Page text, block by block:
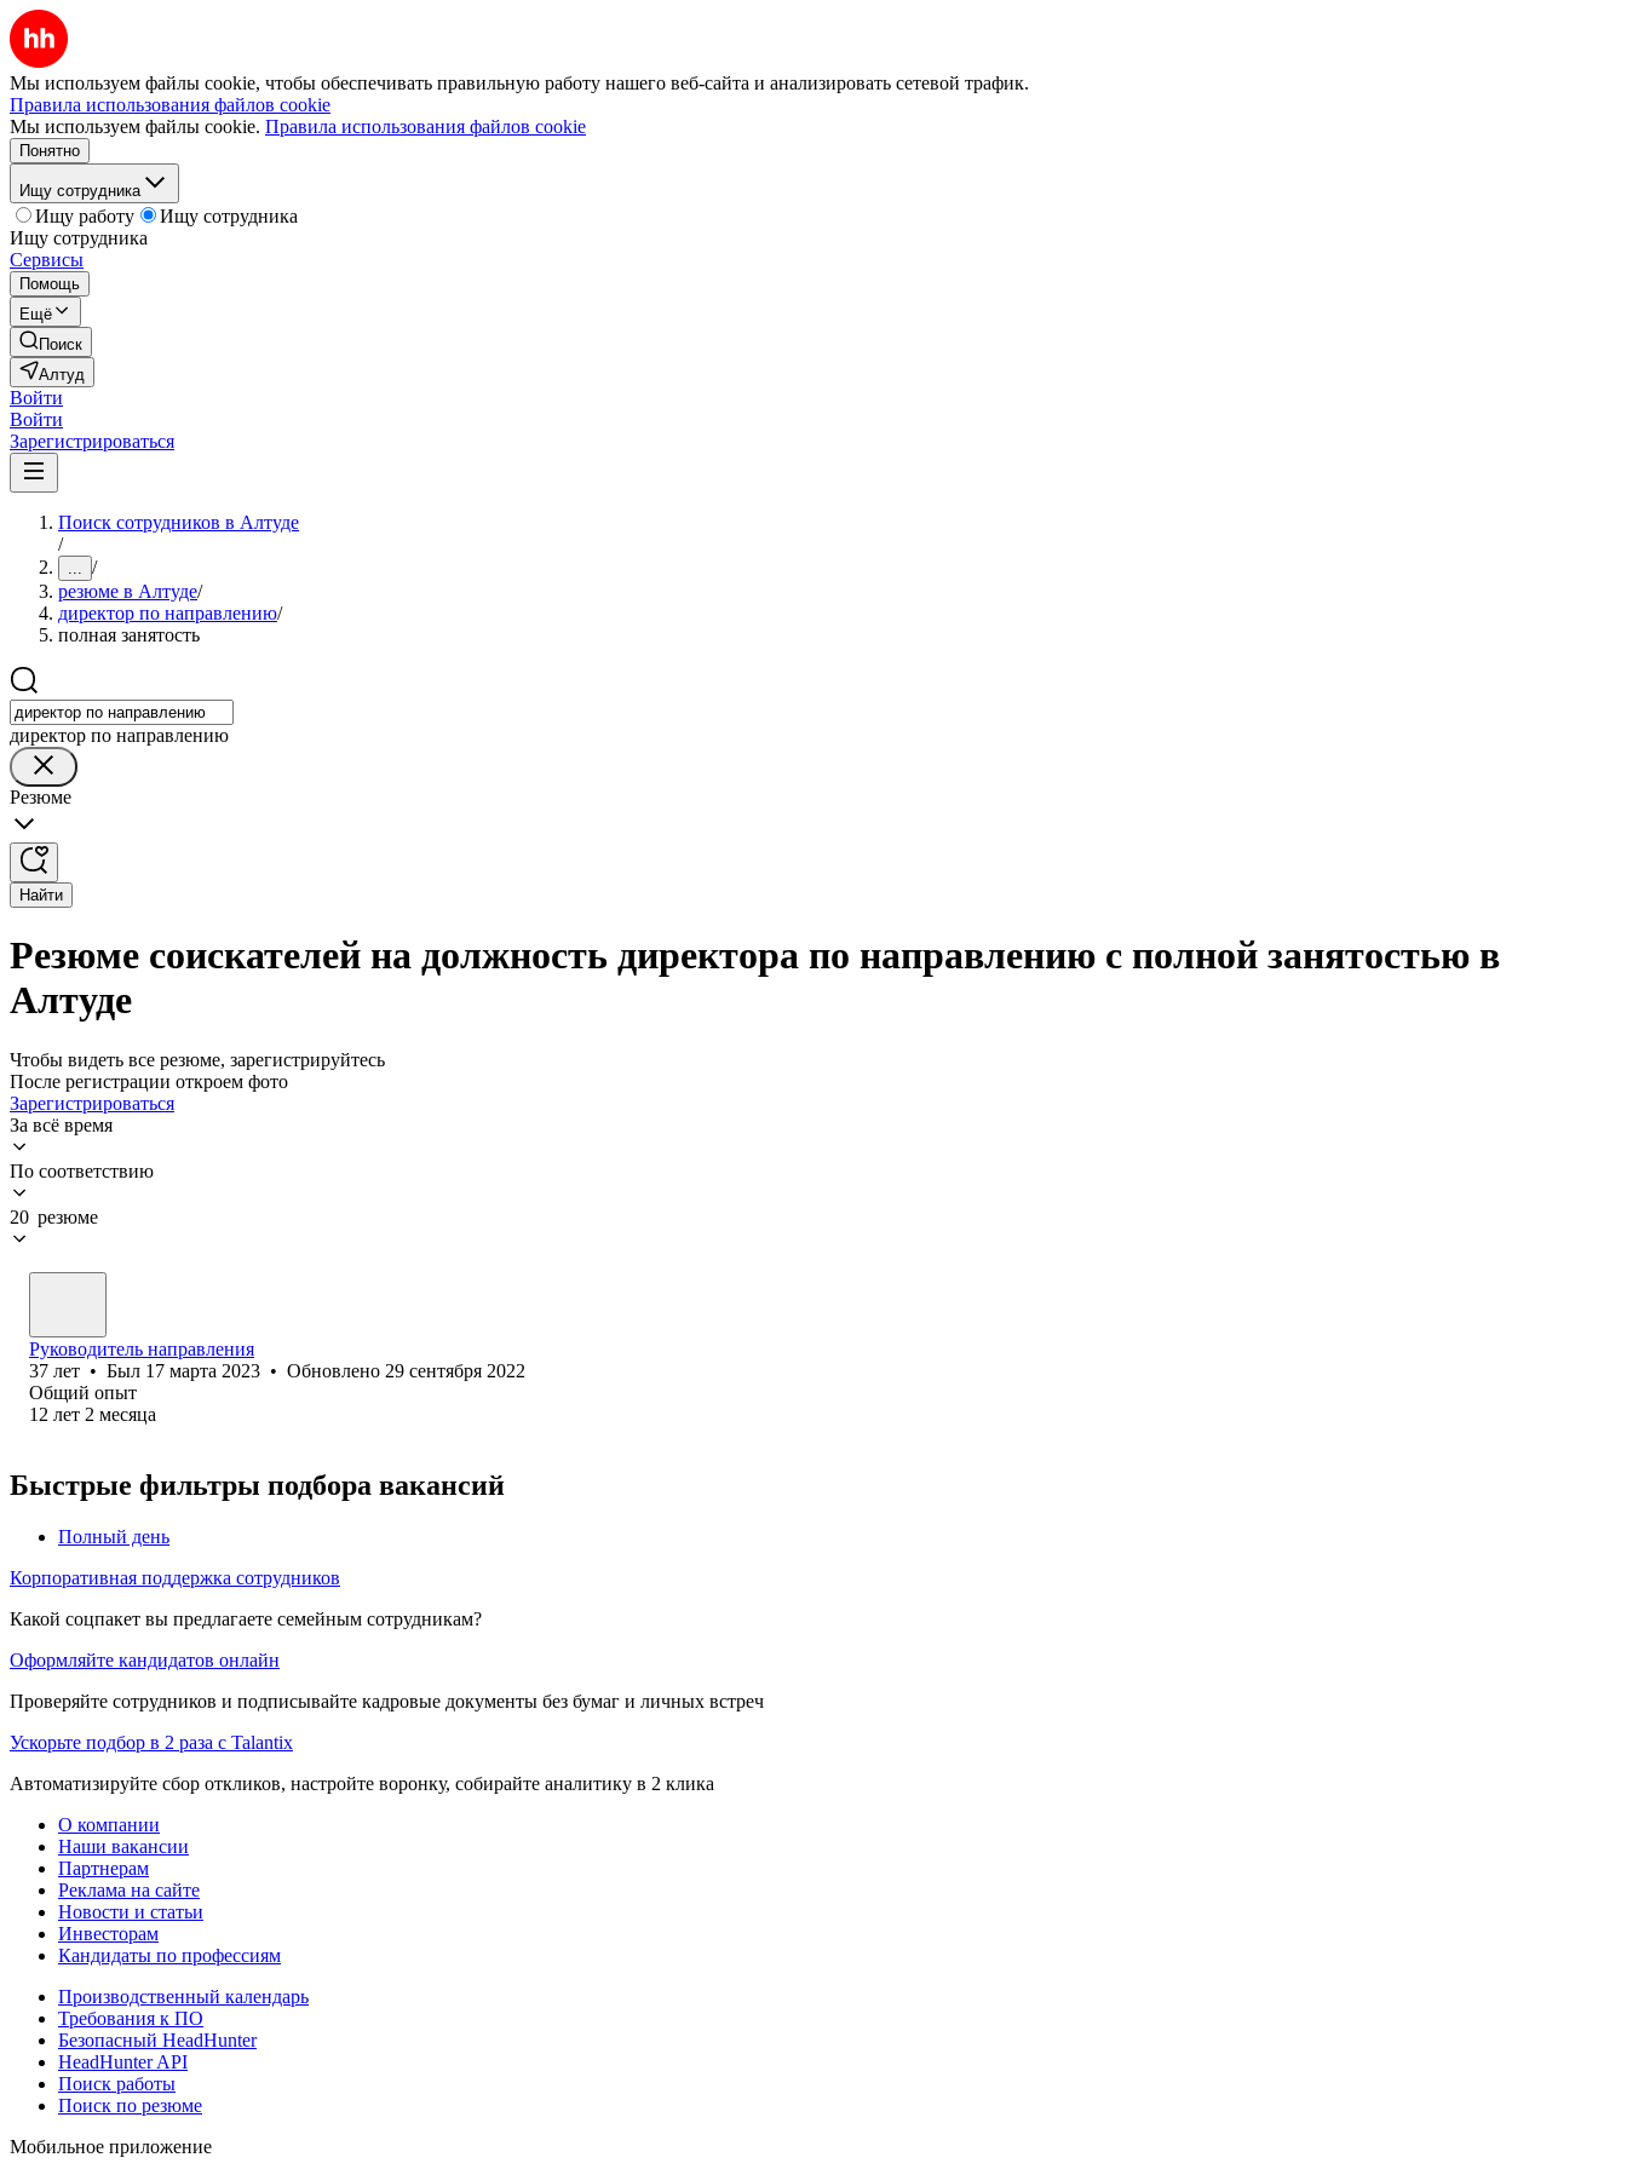
Мы используем файлы cookie, чтобы обеспечивать правильную работу нашего веб-сайта и анализировать сетевой трафик.
Правила использования файлов cookie
Мы используем файлы cookie. Правила использования файлов cookie
Понятно
Ищу сотрудника
Ищу работу
Ищу сотрудника
Ищу сотрудника
Сервисы
Помощь
Ещё
Поиск
Алтуд
Войти
Войти
Зарегистрироваться
Поиск сотрудников в Алтуде
/
... /
резюме в Алтуде/
директор по направлению/
полная занятость
директор по направлению
Резюме
Найти
Резюме соискателей на должность директора по направлению с полной занятостью в
Алтуде
Чтобы видеть все резюме, зарегистрируйтесь
После регистрации откроем фото
Зарегистрироваться
За всё время
По соответствию
20 резюме
Руководитель направления
37 лет • Был 17 марта 2023 • Обновлено 29 сентября 2022
Общий опыт
12 лет 2 месяца
Быстрые фильтры подбора вакансий
Полный день
Корпоративная поддержка сотрудников
Какой соцпакет вы предлагаете семейным сотрудникам?
Оформляйте кандидатов онлайн
Проверяйте сотрудников и подписывайте кадровые документы без бумаг и личных встреч
Ускорьте подбор в 2 раза с Talantix
Автоматизируйте сбор откликов, настройте воронку, собирайте аналитику в 2 клика
О компании
Наши вакансии
Партнерам
Реклама на сайте
Новости и статьи
Инвесторам
Кандидаты по профессиям
Производственный календарь
Требования к ПО
Безопасный HeadHunter
HeadHunter API
Поиск работы
Поиск по резюме
Мобильное приложение